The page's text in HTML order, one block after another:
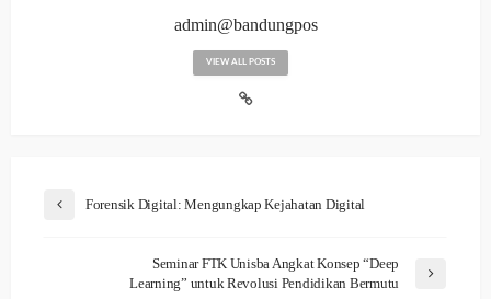
admin@bandungpos
VIEW ALL POSTS
Forensik Digital: Mengungkap Kejahatan Digital
Seminar FTK Unisba Angkat Konsep “Deep
Learning” untuk Revolusi Pendidikan Bermutu